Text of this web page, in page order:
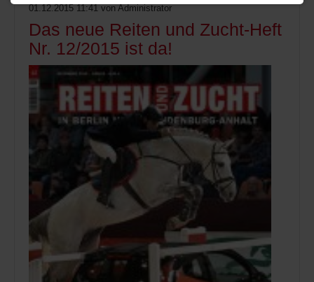
01.12.2015 11:41 von Administrator
Das neue Reiten und Zucht-Heft
Nr. 12/2015 ist da!